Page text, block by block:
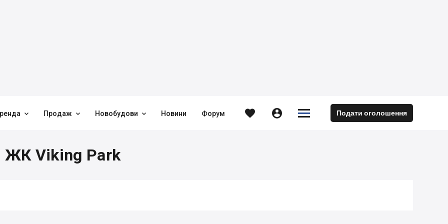
 Продаж  Новобудови  Новини Форум   

 Подати оголошення
ЖК Viking Park